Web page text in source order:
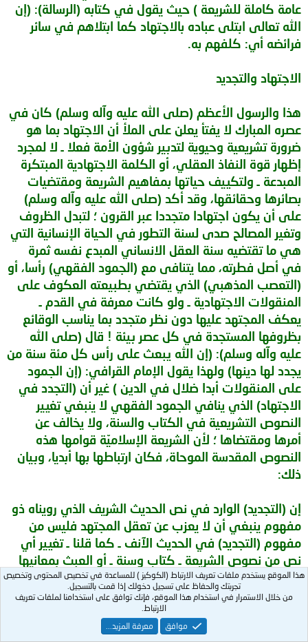
عامة كاملة للشريعة ) حيث يقول في كتابه (الرسالة): (إن
الله تعالى ابتلى عباده بالاجتهاد كما ابتلاهم في سائر
فرائضه أي: كلفهم به.
الاجتهاد والتجديد
هذا والرسول الأعظم (صلى الله عليه وآله وسلم) كان في
عصره المبارك لا يفتأ يعلن على الملأ أن الاجتهاد بما هو
ضرورة تشريعية وحيوية لتدبير شؤون الأمة فعلا ـ لا لمجرد
إظهار قوة النفاذ العقلي، أو الكلمة الاجتهادية المبتكرة
المبدعة ـ ولتكييف حياتها بمفاهيم الشريعة ومقتضيات
بصائرها وحقائقها، وقد أكد (صلى الله عليه وآله وسلم)
على أن يكون اجتهادا متجددا عبر القرون ؛ لتبدل الظروف
وتغير المصالح صدى لسنة التطور في الحياة الإنسانية التي
هي ما تقتضيه سنة العقل الانساني المبدع نفسه ثمرة
في أصل فطرته، مما يتنافى مع (الجمود الفقهي) رأسا، أو
(التعصب المذهبي) الذي يقتضي بطبيعته العكوف على
المنقولات الاجتهادية ـ ولو كانت معرفة في القدم ـ
يعكف المجتهد عليها دون نظر متجدد بما يناسب الوقائع
بظروفها المستجدة في كل عصر بيئة ! قال (صلى الله
عليه وآله وسلم): (إن الله يبعث على رأس كل مئة سنة من
يجدد لها دينها) ولهذا يقول الإمام القرافي: (إن الجمود
على المنقولات أبدا ضلال في الدين ) غير أن (التجدد في
الاجتهاد) الذي ينافي الجمود الفقهي لا ينبغي تغيير
النصوص التشريعية في الكتاب والسنة، ولا يخالف عن
أمرها ومقتضاها ؛ لأن الشريعة الإسلاميّة قوامها هذه
النصوص المقدسة الموحاة، فكان ارتباطها بها أبديا، وبيان
ذلك:
إن (التجديد) الوارد في نص الحديث الشريف الذي رويناه ذو
مفهوم ينبغي أن لا يعزب عن تعقل المجتهد فليس من
مفهوم (التجديد) في الحديث الآنف ـ كما قلنا ـ تغيير أي
نص من نصوص الشريعة ـ كتاب وسنة ـ أو العبث بمعانيها
الحقيقية، أو المظنونة ظنا راجحا، أو تاويلها تاويلا مستكرها
لا يجري على قواعد التأويل الأصولية إشباعا لنزعة التعصب،
أو استجابة لرغبة الجمود دون نظر أو اجتهاد ؛ لأن هذا أشبه
ما يكون بالتقليد الذي لا يقوم على دليل ولا يدعمه برهان،
هذا الموقع يستخدم ملفات تعريف الارتباط (الكوكيز ) للمساعدة في تخصيص المحتوى وتخصيص
تجربتك والحفاظ على تسجيل دخولك إذا قمت بالتسجيل.
من خلال الاستمرار في استخدام هذا الموقع، فإنك توافق على استخدامنا لملفات تعريف
الارتباط.
موافق
معرفة المزيد...